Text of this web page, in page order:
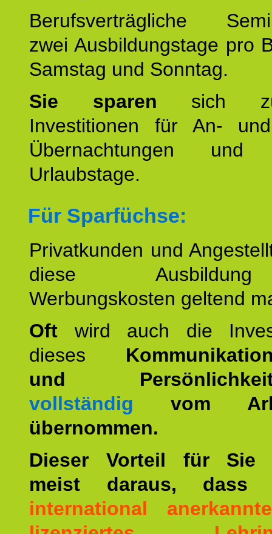
Berufsverträgliche
zwei Ausbildungstage pro
Samstag und Sonntag.
Sie sparen sich
Investitionen für An-
Übernachtungen und
Urlaubstage.
Für Sparfüchse:
Privatkunden und
diese
Werbungskosten geltend
Oft wird auch die
dieses
und
vollständig vom
übernommen.
Dieser Vorteil für Sie
meist daraus,
international